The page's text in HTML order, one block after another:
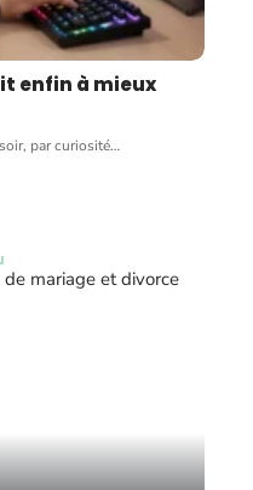
enfin à mieux
par curiosité…